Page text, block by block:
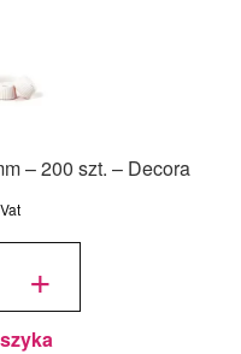
– 200 szt. – Decora
+